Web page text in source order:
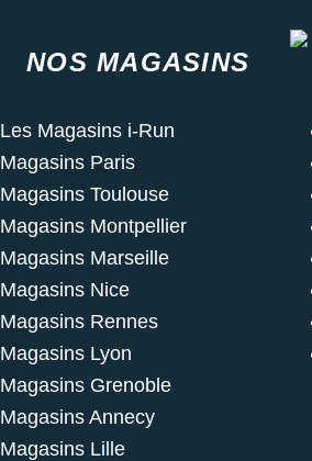
NOS MAGASINS
Les Magasins i-Run
Magasins Paris
Magasins Toulouse
Magasins Montpellier
Magasins Marseille
Magasins Nice
Magasins Rennes
Magasins Lyon
Magasins Grenoble
Magasins Annecy
Magasins Lille